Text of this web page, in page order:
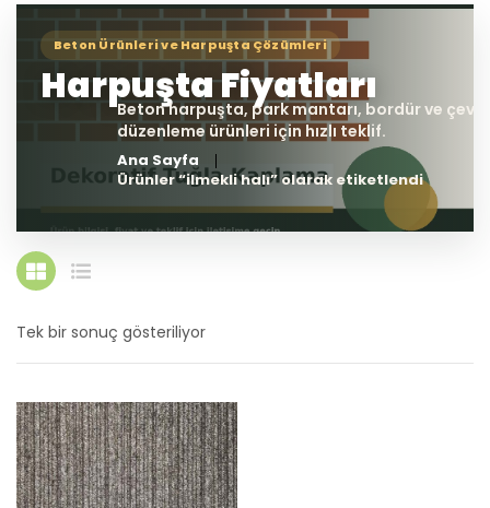
Ana Sayfa
Ürünler “ilmekli halı” olarak etiketlendi
Tek bir sonuç gösteriliyor